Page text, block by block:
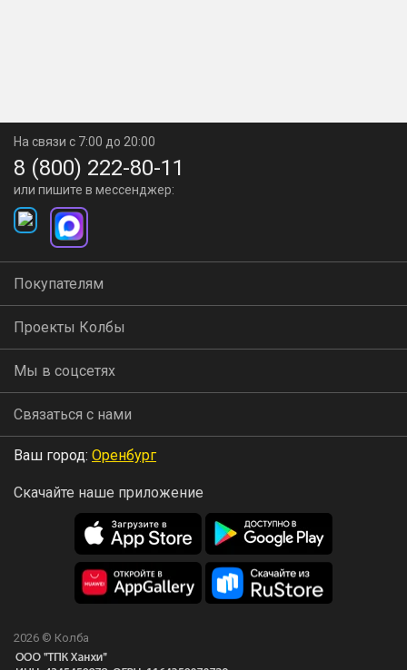
На связи с 7:00 до 20:00
8 (800) 222-80-11
или пишите в мессенджер:
Покупателям
Проекты Колбы
Мы в соцсетях
Связаться с нами
Ваш город: Оренбург
Скачайте наше приложение
2026 © Колба